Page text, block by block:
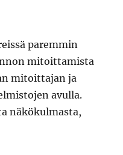
paremmin
mitoittamista
mitoittajan ja
avulla.
näkökulmasta,